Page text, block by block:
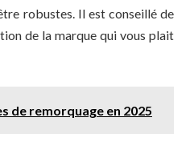
robustes. Il est conseillé de
de la marque qui vous plait
de remorquage en 2025